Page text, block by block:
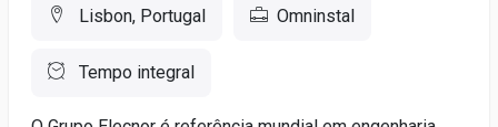
Lisbon, Portugal Omninstal
Tempo integral